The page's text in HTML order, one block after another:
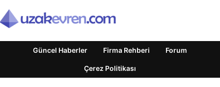
Güncel Haberler Firma Rehberi Forum
Çerez Politikası